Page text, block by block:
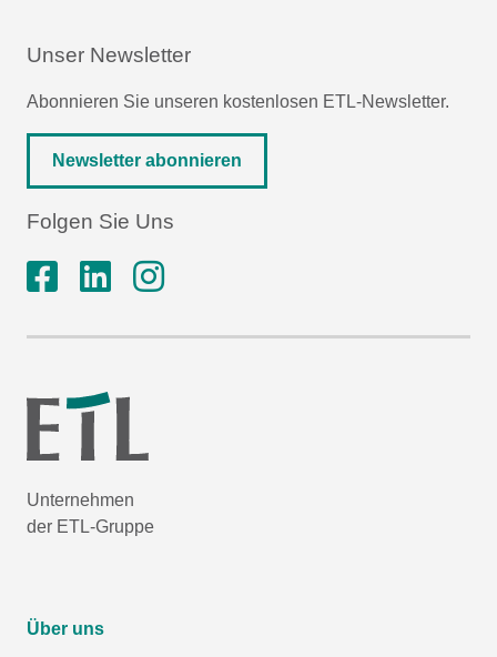
Unser Newsletter
Abonnieren Sie unseren kostenlosen ETL-Newsletter.
Newsletter abonnieren
Folgen Sie Uns
Unternehmen
der ETL-Gruppe
Über uns